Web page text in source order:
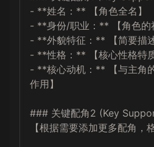
- **姓名：** 【角色全名】
- **身份/职业：** 【角色的
- **外貌特征：** 【简要描述
- **性格：** 【核心性格特质
- **核心动机：** 【与主角
作用】
### 关键配角2 (Key
【根据需要添加更多配角，